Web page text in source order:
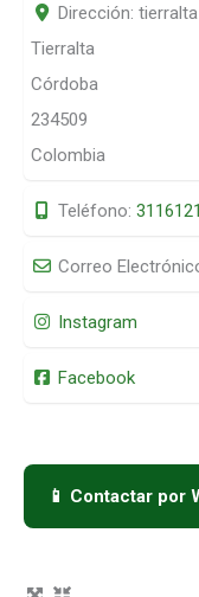
Dirección: tierralta
Tierralta
Córdoba
234509
Colombia
Teléfono:
Correo
Instagram
Facebook
📱 Contactar por